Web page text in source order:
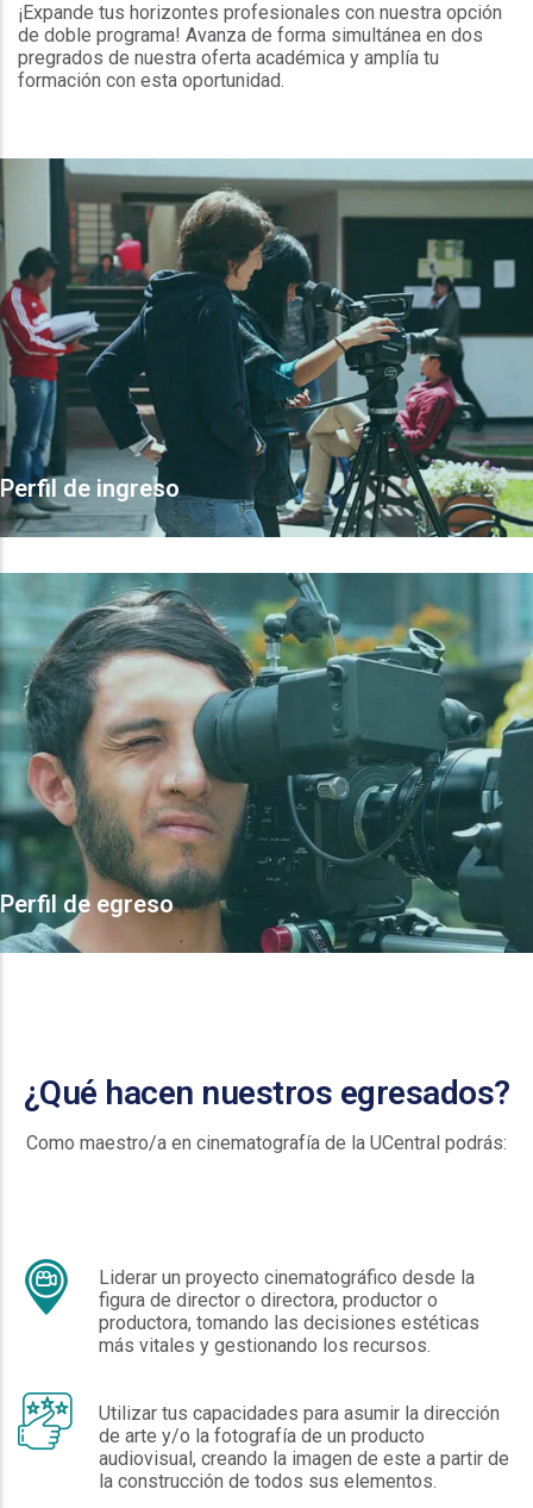
¡Expande tus horizontes profesionales con nuestra opción
de doble programa! Avanza de forma simultánea en dos
pregrados de nuestra oferta académica y amplía tu
formación con esta oportunidad.
Perfil de ingreso
Perfil de egreso
¿Qué hacen nuestros egresados?
Como maestro/a en cinematografía de la UCentral podrás:
Liderar un proyecto cinematográfico desde la
figura de director o directora, productor o
productora, tomando las decisiones estéticas
más vitales y gestionando los recursos.
Utilizar tus capacidades para asumir la dirección
de arte y/o la fotografía de un producto
audiovisual, creando la imagen de este a partir de
la construcción de todos sus elementos.